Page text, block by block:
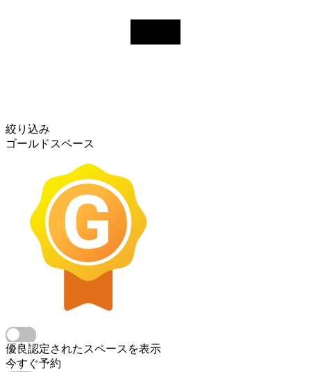
絞り込み
ゴールドスペース
優良認定されたスペースを表示
今すぐ予約